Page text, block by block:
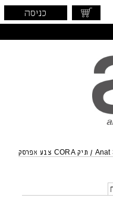
כניסה
Anat
/ תיק CORA צבע אפרסק